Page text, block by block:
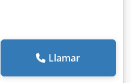
Llamar